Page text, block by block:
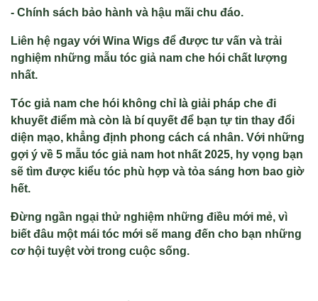
- Chính sách bảo hành và hậu mãi chu đáo.
Liên hệ ngay với Wina Wigs để được tư vấn và trải
nghiệm những mẫu tóc giả nam che hói chất lượng
nhất.
Tóc giả nam che hói không chỉ là giải pháp che đi
khuyết điểm mà còn là bí quyết để bạn tự tin thay đổi
diện mạo, khẳng định phong cách cá nhân. Với những
gợi ý về 5 mẫu tóc giả nam hot nhất 2025, hy vọng bạn
sẽ tìm được kiểu tóc phù hợp và tỏa sáng hơn bao giờ
hết.
Đừng ngần ngại thử nghiệm những điều mới mẻ, vì
biết đâu một mái tóc mới sẽ mang đến cho bạn những
cơ hội tuyệt vời trong cuộc sống.